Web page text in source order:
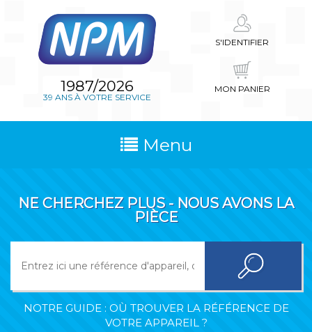
1987/2026
39 ANS À VOTRE SERVICE
S'IDENTIFIER
MON PANIER
Menu
NE CHERCHEZ PLUS - NOUS AVONS LA
PIÈCE
NOTRE GUIDE : OÙ TROUVER LA RÉFÉRENCE DE
VOTRE APPAREIL ?